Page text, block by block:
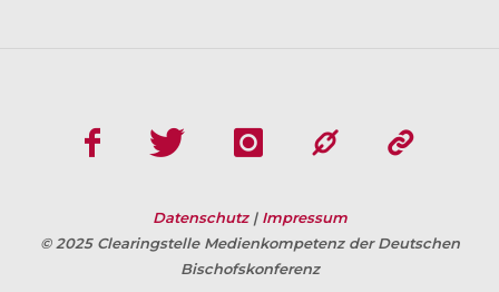
Datenschutz | Impressum
© 2025 Clearingstelle Medienkompetenz der Deutschen
Bischofskonferenz